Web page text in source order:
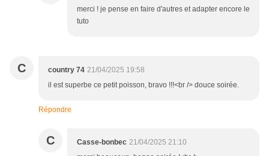
merci ! je pense en faire d'autres et adapter encore le
tuto
C country 74 21/04/2025 19:58
il est superbe ce petit poisson, bravo !!!<br /> douce soirée.
Répondre
C Casse-bonbec 21/04/2025 21:10